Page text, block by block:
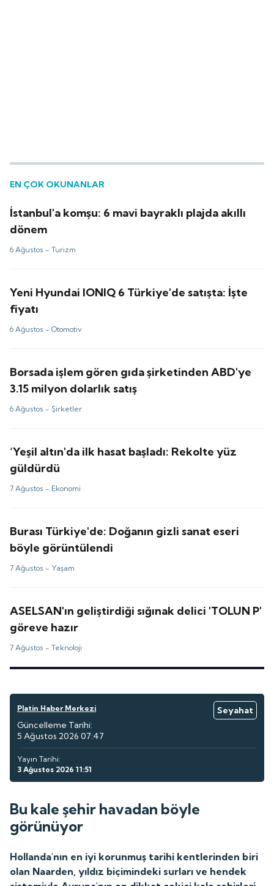
EN ÇOK OKUNANLAR
İstanbul'a komşu: 6 mavi bayraklı plajda akıllı
dönem
6 Ağustos -Turizm
Yeni Hyundai IONIQ 6 Türkiye'de satışta: İşte
fiyatı
6 Ağustos -Otomotiv
Borsada işlem gören gıda şirketinden ABD'ye
3.15 milyon dolarlık satış
6 Ağustos - Şirketler
‘Yeşil altın'da ilk hasat başladı: Rekolte yüz
güldürdü
7 Ağustos - Ekonomi
Burası Türkiye'de: Doğanın gizli sanat eseri
böyle görüntülendi
7 Ağustos - Yaşam
ASELSAN'ın geliştirdiği sığınak delici 'TOLUN P'
göreve hazır
7 Ağustos -Teknoloji
Platin Haber Merkezi
Seyahat
Güncelleme Tarihi:
5 Ağustos 2026 07:47
Yayın Tarihi:
3 Ağustos 2026 11:51
Bu kale şehir havadan böyle
görünüyor
Hollanda'nın en iyi korunmuş tarihi kentlerinden biri
olan Naarden, yıldız biçimindeki surları ve hendek